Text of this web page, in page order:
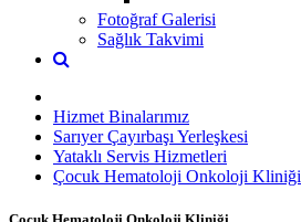
Fotoğraf Galerisi
Sağlık Takvimi
Hizmet Binalarımız
Sarıyer Çayırbaşı Yerleşkesi
Yataklı Servis Hizmetleri
Çocuk Hematoloji Onkoloji Kliniği